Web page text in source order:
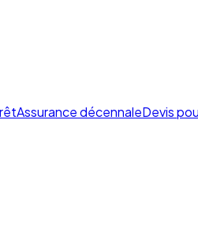
Assurance décennaleDevis